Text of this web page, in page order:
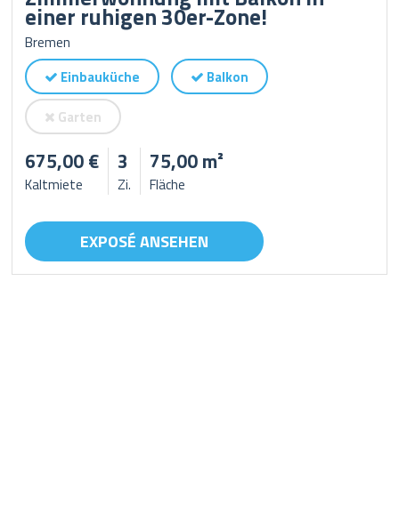
einer ruhigen 30er-Zone!
Bremen
Einbauküche
Balkon
Garten
675,00 €
Kaltmiete
3
Zi.
75,00 m²
Fläche
EXPOSÉ ANSEHEN